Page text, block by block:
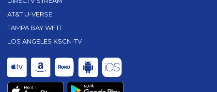
AT&T U-VERSE
TAMPA BAY WFTT
LOS ANGELES KSCN-TV